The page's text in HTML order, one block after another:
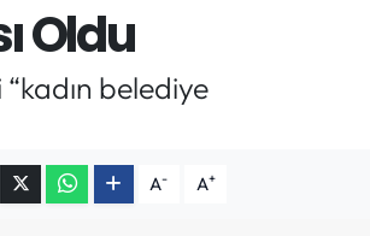
Oldu
belediye
A- A+